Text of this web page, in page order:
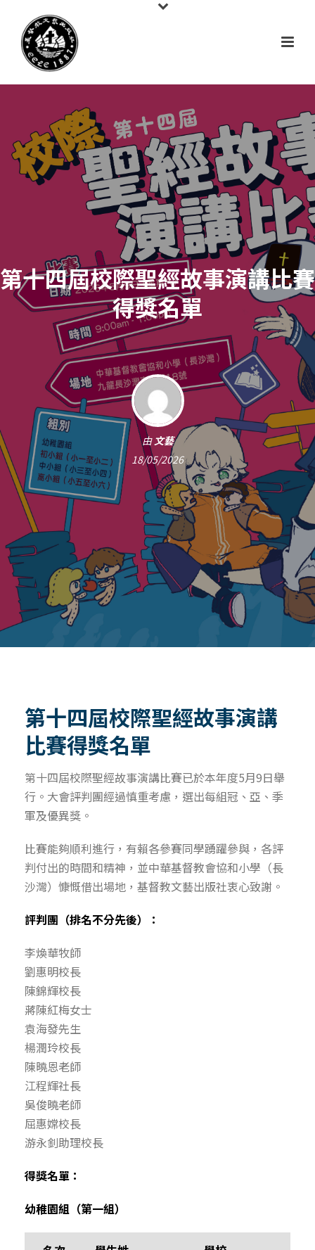
第十四屆校際聖經故事演講比賽
得獎名單
由 文藝
18/05/2026
第十四屆校際聖經故事演講
比賽得獎名單
第十四屆校際聖經故事演講比賽已於本年度5月9日舉
行。大會評判團經過慎重考慮，選出每組冠、亞、季
軍及優異獎。
比賽能夠順利進行，有賴各參賽同學踴躍參與，各評
判付出的時間和精神，並中華基督教會協和小學（長
沙灣）慷慨借出場地，基督教文藝出版社衷心致謝。
評判團（排名不分先後）：
李煥華牧師
劉惠明校長
陳錦輝校長
蔣陳紅梅女士
袁海發先生
楊潤玲校長
陳曉恩老師
江程輝社長
吳俊曉老師
屈惠嫦校長
游永釗助理校長
得獎名單：
幼稚園組（第一組）